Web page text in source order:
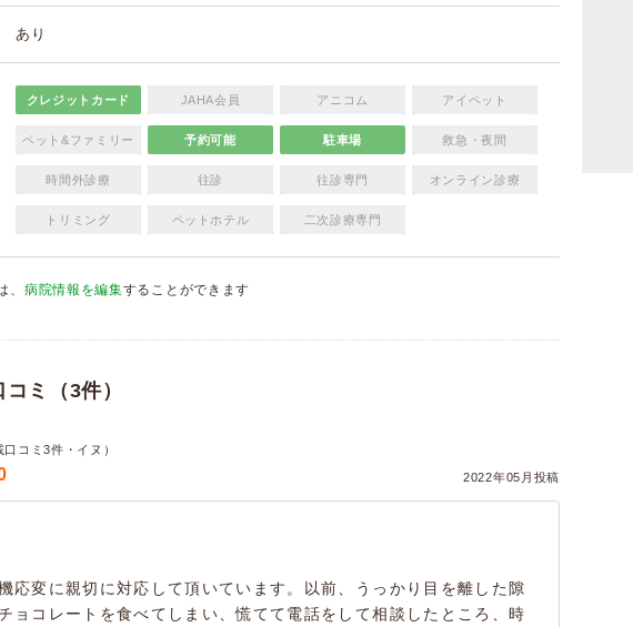
あり
クレジットカード JAHA会員 アニコム アイペット
ペット&ファミリー 予約可能 駐車場 救急・夜間
時間外診療 往診 往診専門 オンライン診療
トリミング ペットホテル 二次診療専門
、 病院情報を編集することができます
ミ（3件）
コミ3件・イヌ）
2022年05月投稿
応変に親切に対応して頂いています。以前、うっかり目を離した隙
ョコレートを食べてしまい、慌てて電話をして相談したところ、時